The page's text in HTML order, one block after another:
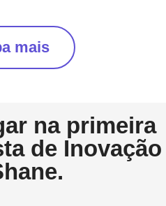
mais
na primeira
de Inovação